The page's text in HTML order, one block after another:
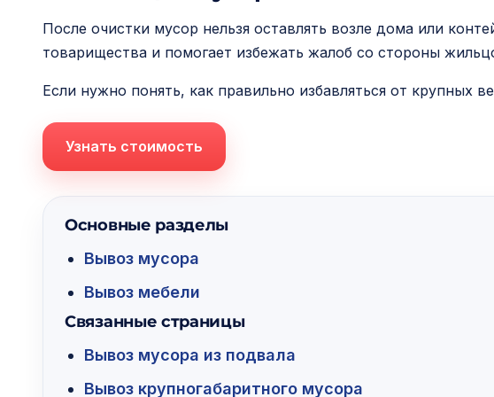
После очистки мусор нельзя оставлять возле дома или
товарищества и помогает избежать жалоб со стороны
Если нужно понять, как правильно избавляться от крупных
Узнать стоимость
Основные разделы
Вывоз мусора
Вывоз мебели
Связанные страницы
Вывоз мусора из подвала
Вывоз крупногабаритного мусора